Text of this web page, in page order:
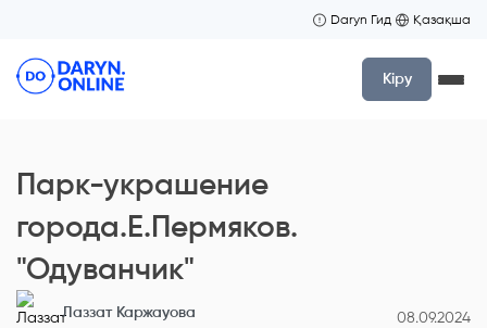
Daryn Гид Қазақша
Кіру
Парк-украшение
города.Е.Пермяков.
"Одуванчик"
Лаззат Каржауова 08.09.2024